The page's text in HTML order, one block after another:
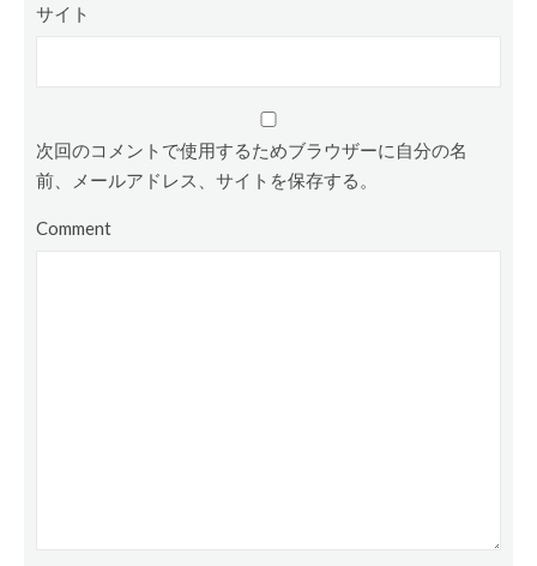
サイト
次回のコメントで使用するためブラウザーに自分の名
前、メールアドレス、サイトを保存する。
Comment